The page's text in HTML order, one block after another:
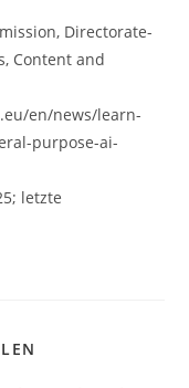
Directorate-
Content and
en/news/learn-
purpose-ai-
letzte